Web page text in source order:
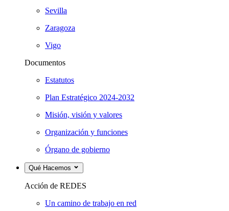
Sevilla
Zaragoza
Vigo
Documentos
Estatutos
Plan Estratégico 2024-2032
Misión, visión y valores
Organización y funciones
Órgano de gobierno
Qué Hacemos
Acción de REDES
Un camino de trabajo en red